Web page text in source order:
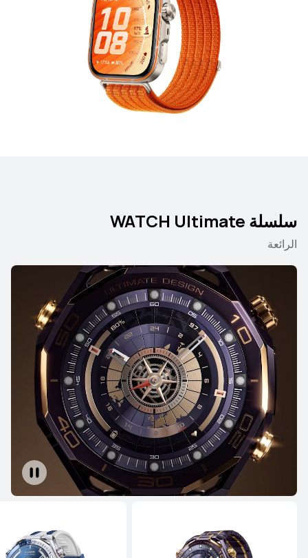
سلسلة WATCH Ultimate
الرائعة